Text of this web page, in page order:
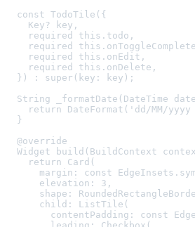
  const TodoTile({
    Key? key,
    required this.todo,
required
    required this.onEdit,
    required this.onDelete,
  }) : super(key: key);
String _formatDate(DateTime
return DateFormat('dd/MM/yyyy
  }
  @override
Widget build(BuildContext
    return Card(
margin: const
      elevation: 3,
shape:
      child: ListTile(
contentPadding: const